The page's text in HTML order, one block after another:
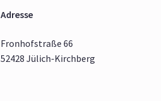
Adresse
Fronhofstraße 66
52428 Jülich-Kirchberg